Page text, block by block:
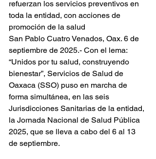
refuerzan los servicios preventivos en
toda la entidad, con acciones de
promoción de la salud
San Pablo Cuatro Venados, Oax. 6 de
septiembre de 2025.- Con el lema:
“Unidos por tu salud, construyendo
bienestar”, Servicios de Salud de
Oaxaca (SSO) puso en marcha de
forma simultánea, en las seis
Jurisdicciones Sanitarias de la entidad,
la Jornada Nacional de Salud Pública
2025, que se lleva a cabo del 6 al 13
de septiembre.